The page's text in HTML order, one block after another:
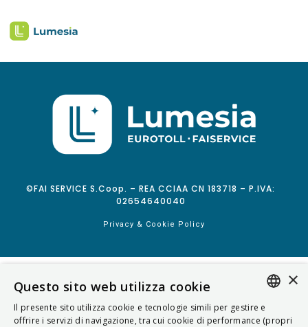
©FAI SERVICE S.Coop. – REA CCIAA CN 183718 – P.IVA:
02654640040
Privacy & Cookie Policy
ITALIAN
×
Questo sito web utilizza cookie
Il presente sito utilizza cookie e tecnologie simili per gestire e
offrire i servizi di navigazione, tra cui cookie di performance (propri